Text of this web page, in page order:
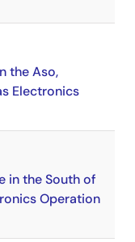
the Aso,
Electronics
in the South of
Operation